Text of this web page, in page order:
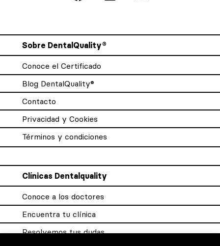
Sobre DentalQuality®
Conoce el Certificado
Blog DentalQuality®
Contacto
Privacidad y Cookies
Términos y condiciones
Clínicas Dentalquality
Conoce a los doctores
Encuentra tu clínica
Resolvemos tus dudas